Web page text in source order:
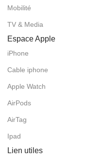
Mobilité
TV & Media
Espace Apple
iPhone
Cable iphone
Apple Watch
AirPods
AirTag
Ipad
Lien utiles